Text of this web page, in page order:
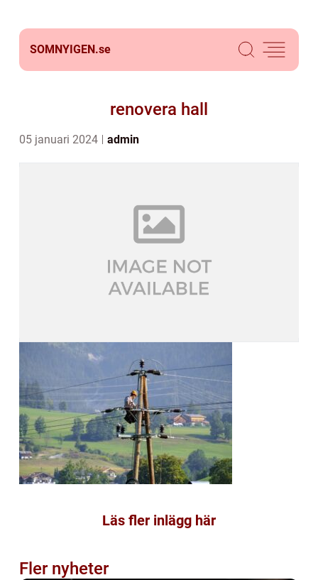
SOMNYIGEN.se
renovera hall
05 januari 2024 admin
Läs fler inlägg här
Fler nyheter